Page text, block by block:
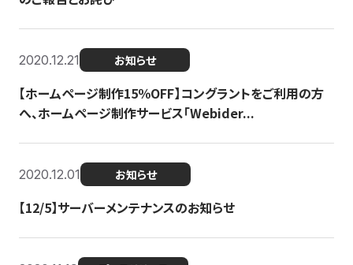
2020.12.21 お知らせ
【ホームページ制作15％OFF】コングラントをご利用の方
へ、ホームページ制作サービス「Webider...
2020.12.01 お知らせ
【12/5】サーバーメンテナンスのお知らせ